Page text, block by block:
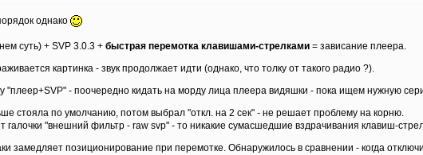
однако
суть) + SVP 3.0.3 + быстрая перемотка клавишами-стрелками = зависание плеера.
картинка - звук продолжает идти (однако, что толку от такого радио ?).
"плеер+SVP" - поочередно кидать на морду лица плеера видяшки - пока ищем нужную
стояла по умолчанию, потом выбрал "откл. на 2 сек" - не решает проблему на корню.
галочки "внешний фильтр - raw svp" - то никакие сумасшедшие вздрачивания клавиш-
замедляет позиционирование при перемотке. Обнаружилось в сравнении - когда